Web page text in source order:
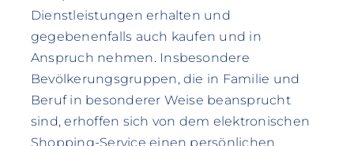
Dienstleistungen erhalten und
gegebenenfalls auch kaufen und in
Anspruch nehmen. Insbesondere
Bevölkerungsgruppen, die in Familie und
Beruf in besonderer Weise beansprucht
sind, erhoffen sich von dem elektronischen
Shopping-Service einen persönlichen